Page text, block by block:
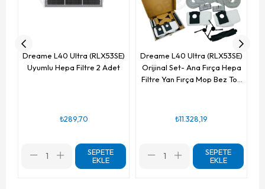
Dreame L40 Ultra (RLX53SE)
Uyumlu Hepa Filtre 2 Adet
₺289,70
SEPETE
EKLE
Dreame L40 Ultra (RLX53SE)
Orijinal Set- Ana Fırça Hepa
Filtre Yan Fırça Mop Bez Toz
₺11.328,19
SEPETE
EKLE